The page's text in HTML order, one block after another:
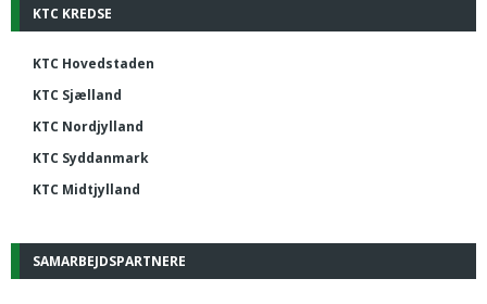
KTC KREDSE
KTC Hovedstaden
KTC Sjælland
KTC Nordjylland
KTC Syddanmark
KTC Midtjylland
SAMARBEJDSPARTNERE